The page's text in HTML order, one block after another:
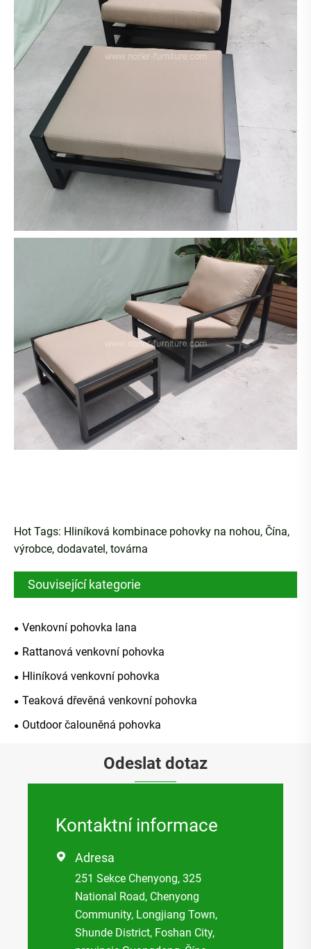
Hot Tags: Hliníková kombinace pohovky na nohou, Čína,
výrobce, dodavatel, továrna
Související kategorie
Venkovní pohovka lana
Rattanová venkovní pohovka
Hliníková venkovní pohovka
Teaková dřevěná venkovní pohovka
Outdoor čalouněná pohovka
Odeslat dotaz
Kontaktní informace
 Adresa
251 Sekce Chenyong, 325
National Road, Chenyong
Community, Longjiang Town,
Shunde District, Foshan City,